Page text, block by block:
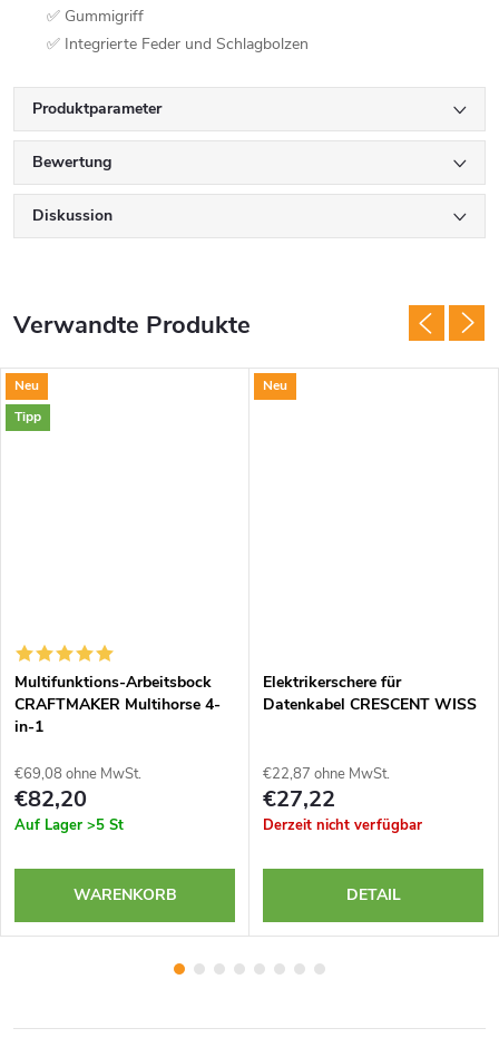
✅ Gummigriff
✅ Integrierte Feder und Schlagbolzen
Produktparameter
Bewertung
Diskussion
Verwandte Produkte
Neu
Tipp
Multifunktions-Arbeitsbock
CRAFTMAKER Multihorse 4-
in-1
€69,08 ohne MwSt.
€82,20
Auf Lager >5 St
WARENKORB
Neu
Elektrikerschere für
Datenkabel CRESCENT WISS
€22,87 ohne MwSt.
€27,22
Derzeit nicht verfügbar
DETAIL